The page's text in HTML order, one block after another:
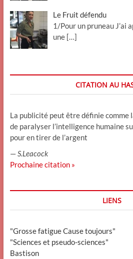
Le Fruit défendu
1/Pour un pruneau J’ai
une […]
CITATION AU
La publicité peut être définie comme
de paralyser l’intelligence humaine
pour en tirer de l’argent
—S.Leacock
Prochaine citation »
LIENS
"Grosse fatigue Cause toujours"
"Sciences et pseudo-sciences"
Bastison